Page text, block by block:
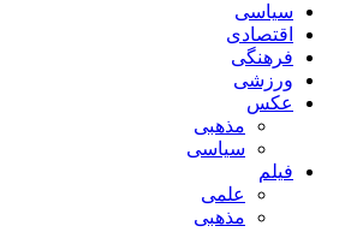
سیاسی
اقتصادی
فرهنگی
ورزشی
عکس
مذهبی
سیاسی
فیلم
علمی
مذهبی